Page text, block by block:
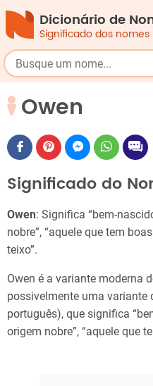
Dicionário de
Significado dos nomes
Owen
Significado do
Owen: Significa “bem-
nobre”, “aquele que tem
teixo”.
Owen é a variante moderna
possivelmente uma variante
português), que significa
origem nobre”, “aquele que